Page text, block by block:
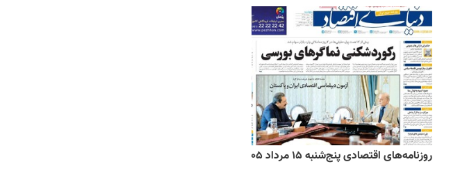
روزنامه‌های اقتصادی پنج‌شنبه ۱۵ مرداد ۱۴۰۵